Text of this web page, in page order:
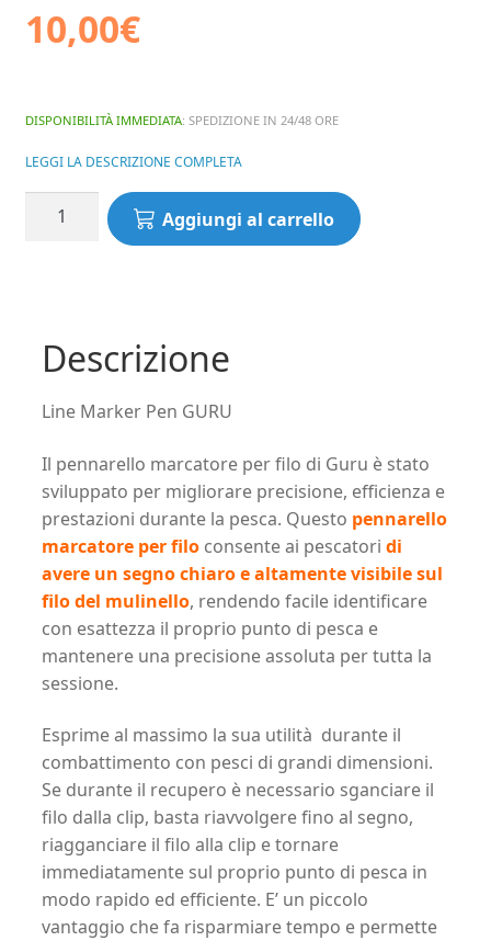
10,00€
DISPONIBILITÀ IMMEDIATA: SPEDIZIONE IN 24/48 ORE
LEGGI LA DESCRIZIONE COMPLETA
Aggiungi al carrello
Descrizione
Line Marker Pen GURU
Il pennarello marcatore per filo di Guru è stato
sviluppato per migliorare precisione, efficienza e
prestazioni durante la pesca. Questo pennarello
marcatore per filoconsente ai pescatori di
avere un segno chiaro e altamente visibile sul
filo del mulinello, rendendo facile identificare
con esattezza il proprio punto di pesca e
mantenere una precisione assoluta per tutta la
sessione.
Esprime al massimo la sua utilità durante il
combattimento con pesci di grandi dimensioni.
Se durante il recupero è necessario sganciare il
filo dalla clip, basta riavvolgere fino al segno,
riagganciare il filo alla clip e tornare
immediatamente sul proprio punto di pesca in
modo rapido ed efficiente. E’ un piccolo
vantaggio che fa risparmiare tempo e permette